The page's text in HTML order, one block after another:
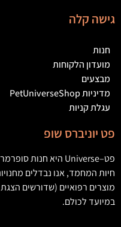
גישה קלה
חנות
מועדון הלקוחות
מבצעים
מדיניות PetUniverseShop
עגלת קניות
פט יוניברס שופ
פט–
Universe היא חנות
חיות המחמד,אנו נבדלים
מוצרים רפואיים (שדורשים
במיועד לכולם.